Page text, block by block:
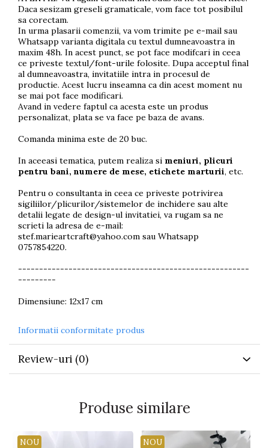
Daca sesizam greseli gramaticale, vom face tot posibilul
sa corectam.
In urma plasarii comenzii, va vom trimite pe e-mail sau
Whatsapp varianta digitala cu textul dumneavoastra in
maxim 48h. In acest punct, se pot face modifcari in ceea
ce priveste textul/font-urile folosite. Dupa acceptul final
al dumneavoastra, invitatiile intra in procesul de
productie. Acest lucru inseamna ca din acest moment nu
se mai pot face modificari.
Avand in vedere faptul ca acesta este un produs
personalizat, plata se va face pe baza de avans.
Comanda minima este de 20 buc.
In aceeasi tematica, putem realiza si meniuri, plicuri
pentru bani, numere de mese, etichete marturii, etc.
Pentru o consultanta in ceea ce priveste potrivirea
sigiliilor/plicurilor/sistemelor de inchidere sau alte
detalii legate de design-ul invitatiei, va rugam sa ne
scrieti la adresa de e-mail:
stef.marieartcraft@yahoo.com sau Whatsapp
0757854220.
-------------------------------------------------------
---------
Dimensiune: 12x17 cm
Informatii conformitate produs
Review-uri (0)
Produse similare
NOU NOU